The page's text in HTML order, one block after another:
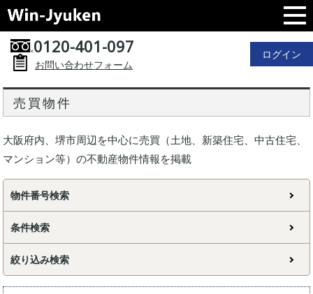
0120-401-097
お問い合わせフォーム
ログイン
売買物件
大阪府内、堺市周辺を中心に売買（土地、新築住宅、中古住宅、
マンション等）の不動産物件情報を掲載
物件番号検索
条件検索
絞り込み検索